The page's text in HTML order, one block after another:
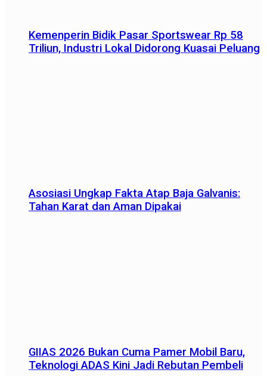
Kemenperin Bidik Pasar Sportswear Rp 58
Triliun, Industri Lokal Didorong Kuasai Peluang
Asosiasi Ungkap Fakta Atap Baja Galvanis:
Tahan Karat dan Aman Dipakai
GIIAS 2026 Bukan Cuma Pamer Mobil Baru,
Teknologi ADAS Kini Jadi Rebutan Pembeli